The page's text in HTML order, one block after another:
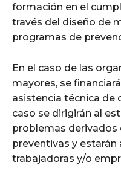
formación en el
través del diseño de
programas de
En el caso de las
mayores, se
asistencia técnica de
caso se dirigirán al
problemas derivados
preventivas y estarán
trabajadoras y/o